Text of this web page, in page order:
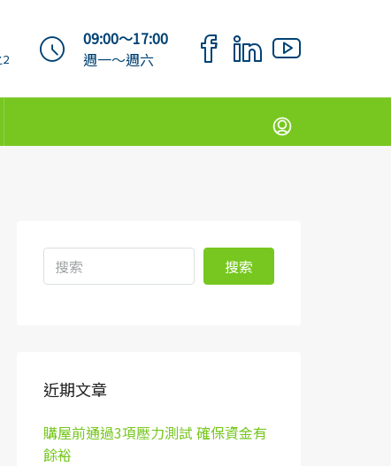
09:00～17:00
週一～週六
搜索
近期文章
購屋前通過3項壓力測試 確保資金有
餘裕